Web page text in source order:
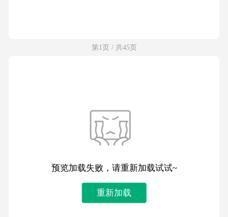
第1页 / 共45页
预览加载失败，请重新加载试试~
重新加载